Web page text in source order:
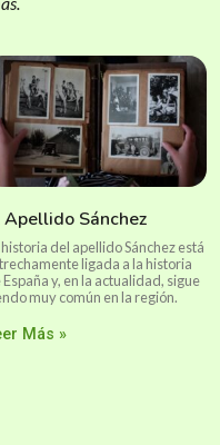
Apellido Sánchez
historia del apellido Sánchez está
ligada a la historia
España y, en la actualidad, sigue
muy común en la región.
Más »